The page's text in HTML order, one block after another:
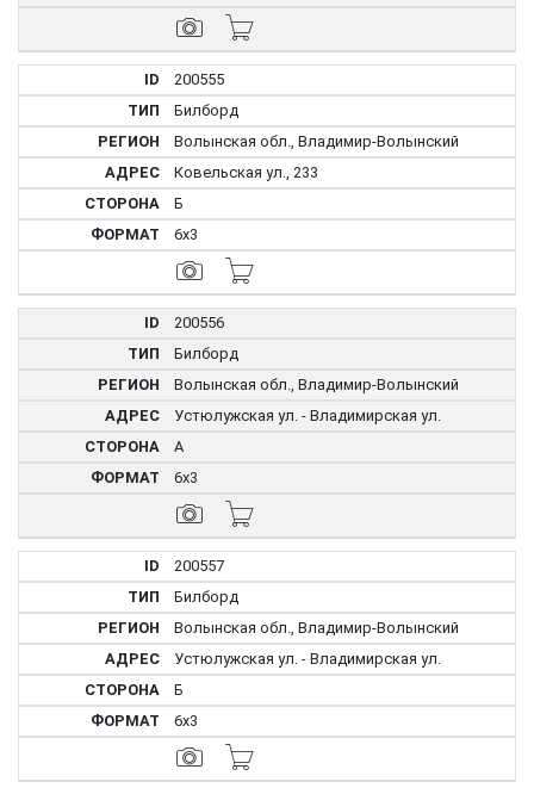
200555
Билборд
Волынская обл., Владимир-Волынский
Ковельская ул., 233
Б
6x3
200556
Билборд
Волынская обл., Владимир-Волынский
Устюлужская ул. - Владимирская ул.
А
6x3
200557
Билборд
Волынская обл., Владимир-Волынский
Устюлужская ул. - Владимирская ул.
Б
6x3